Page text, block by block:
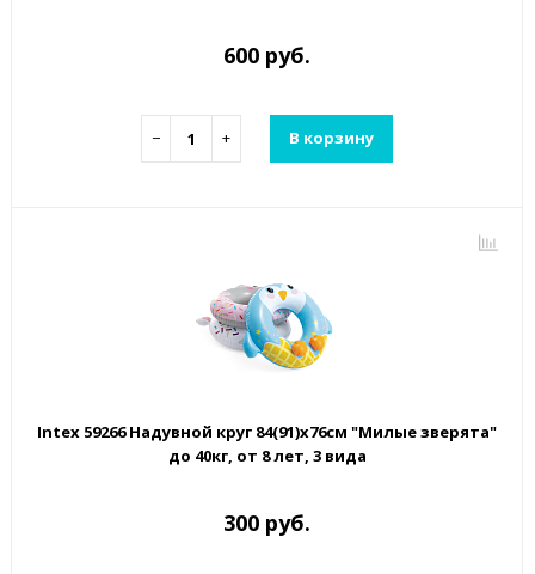
600 руб.
− + В корзину
Intex 59266 Надувной круг 84(91)х76см "Милые зверята"
до 40кг, от 8 лет, 3 вида
300 руб.